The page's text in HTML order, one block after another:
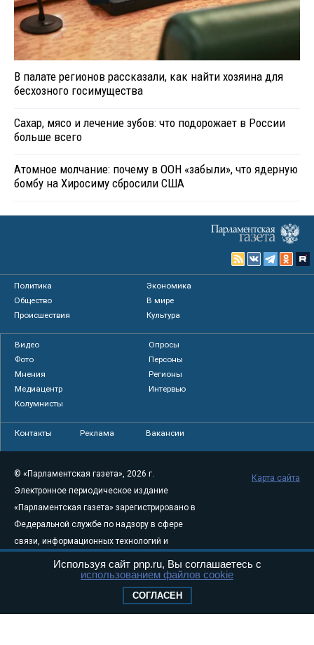
В палате регионов рассказали, как найти хозяина для
бесхозного госимущества
Сахар, мясо и лечение зубов: что подорожает в России
больше всего
Атомное молчание: почему в ООН «забыли», что ядерную
бомбу на Хиросиму сбросили США
Политика
Экономика
Общество
В мире
Происшествия
Культура
Видео
Опросы
Фото
Персоны
Мнения
Регионы
Медиацентр
Интервью
Колумнисты
Контакты Реклама Вакансии
© «Парламентская газета», 2026 г.
Электронное периодическое издание
«Парламентская газета» зарегистрировано в
Федеральной службе по надзору в сфере
связи, информационных технологий и
массовых коммуникаций (Роскомнадзор) 05
августа 2011 года. 18+
Свидетельство о регистрации Эл № ФС77-
Карта сайта
Используя сайт pnp.ru, Вы соглашаетесь с
использованием файлов cookie
СОГЛАСЕН